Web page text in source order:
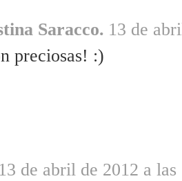
Saracco. 13 de
preciosas! :)
13 de abril de 2012 a las